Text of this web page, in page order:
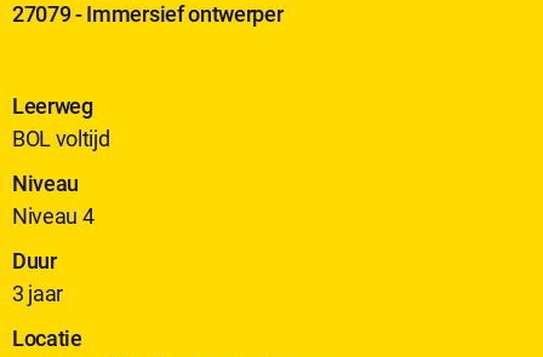
27079 - Immersief ontwerper
Leerweg
BOL voltijd
Niveau
Niveau 4
Duur
3 jaar
Locatie